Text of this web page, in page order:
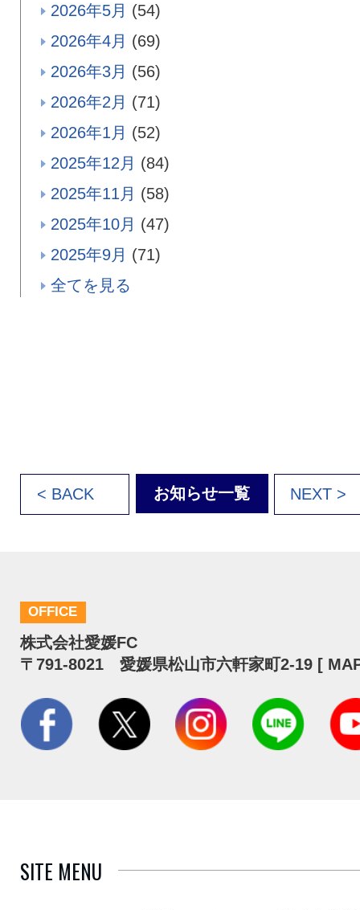
2026年5月 (54)
2026年4月 (69)
2026年3月 (56)
2026年2月 (71)
2026年1月 (52)
2025年12月 (84)
2025年11月 (58)
2025年10月 (47)
2025年9月 (71)
全てを見る
< BACK お知らせ一覧 NEXT >
OFFICE
株式会社愛媛FC
〒791-8021 愛媛県松山市六軒家町2-19 [
SITE MENU